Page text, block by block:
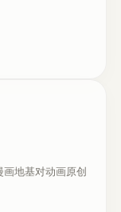
地基对动画原创